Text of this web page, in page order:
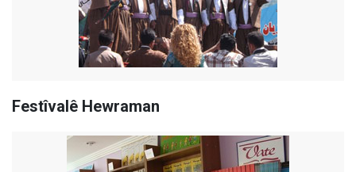
Festîvalê Hewraman